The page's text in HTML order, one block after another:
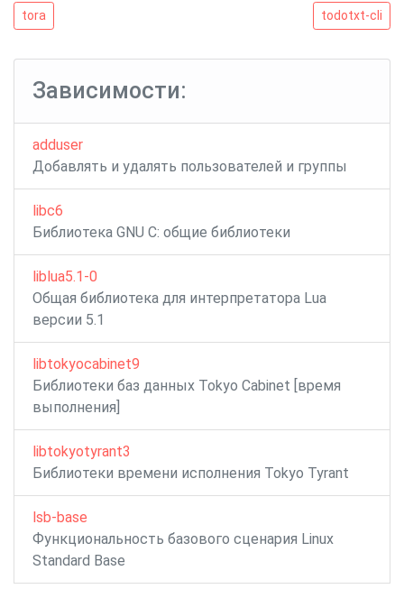
Навигация
записям
tora
tora
todotxt-
cli
todotxt-cli
Зависимости:
adduser
Добавлять и удалять пользователей и группы
libc6
Библиотека GNU C: общие библиотеки
liblua5.1-0
Общая библиотека для интерпретатора Lua
версии 5.1
libtokyocabinet9
Библиотеки баз данных Tokyo Cabinet [время
выполнения]
libtokyotyrant3
Библиотеки времени исполнения Tokyo Tyrant
lsb-base
Функциональность базового сценария Linux
Standard Base